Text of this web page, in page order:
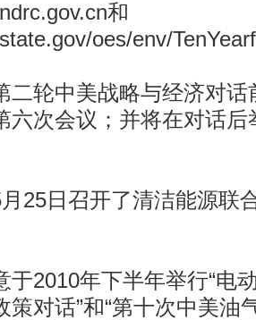
和
oes/env/
轮中美战略与经济对话
六次会议；并将在对话后
日召开了清洁能源联
年下半年举行“电动
策对话”和“第十次中美油